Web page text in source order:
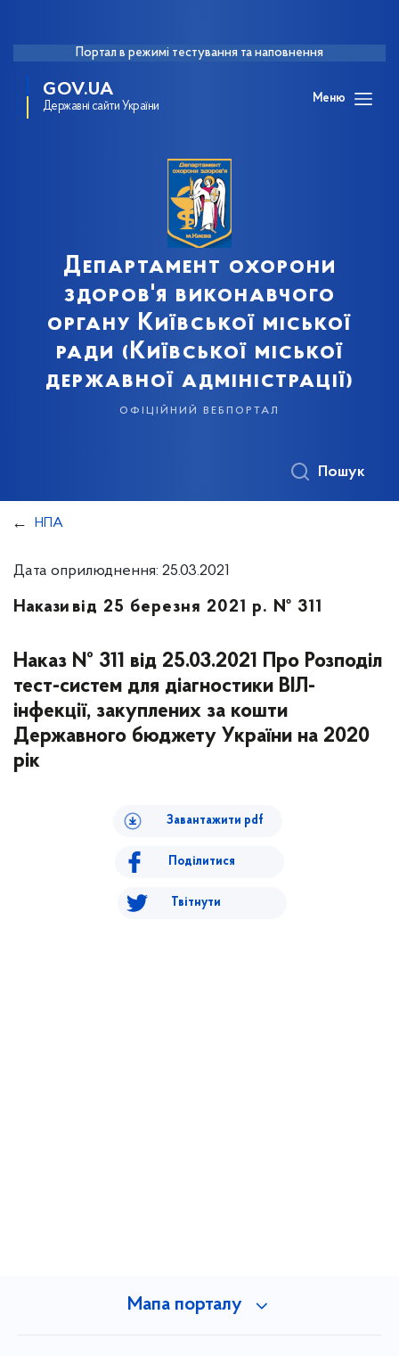
Портал в режимі тестування та наповнення
GOV.UA
Державні сайти України
Меню
Департамент охорони
здоров'я виконавчого
органу Київської міської
ради (Київської міської
державної адміністрації)
офіційний вебпортал
Пошук
НПА
Дата оприлюднення: 25.03.2021
Накази від 25 березня 2021 р. № 311
Наказ № 311 від 25.03.2021 Про Розподіл
тест-систем для діагностики ВІЛ-
інфекції, закуплених за кошти
Державного бюджету України на 2020
рік
Завантажити pdf
Поділитися
Твітнути
Мапа порталу